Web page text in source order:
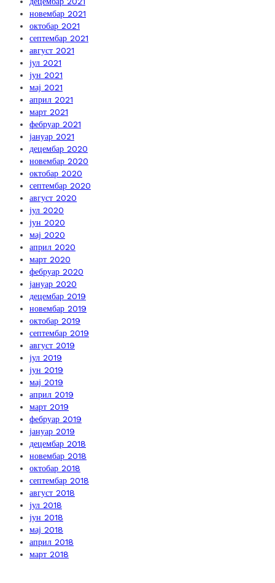
новембар 2021
октобар 2021
септембар 2021
август 2021
јул 2021
јун 2021
мај 2021
април 2021
март 2021
фебруар 2021
јануар 2021
децембар 2020
новембар 2020
октобар 2020
септембар 2020
август 2020
јул 2020
јун 2020
мај 2020
април 2020
март 2020
фебруар 2020
јануар 2020
децембар 2019
новембар 2019
октобар 2019
септембар 2019
август 2019
јул 2019
јун 2019
мај 2019
април 2019
март 2019
фебруар 2019
јануар 2019
децембар 2018
новембар 2018
октобар 2018
септембар 2018
август 2018
јул 2018
јун 2018
мај 2018
април 2018
март 2018